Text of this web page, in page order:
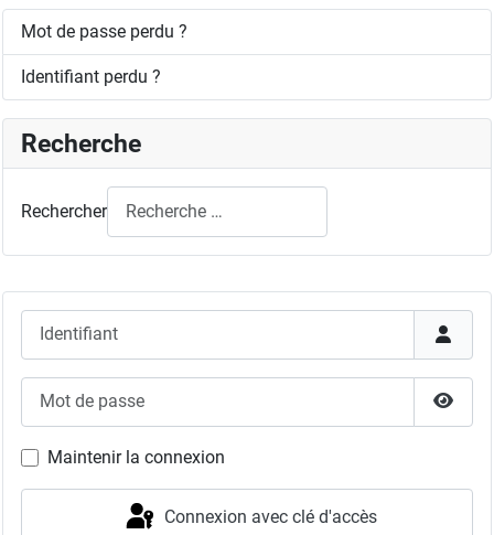
Maintenir la connexion
Connexion avec clé d'accès
Mot de passe perdu ?
Identifiant perdu ?
Recherche
Rechercher